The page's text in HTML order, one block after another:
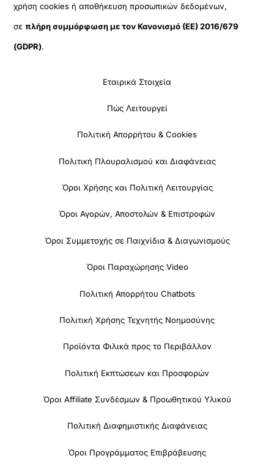
χρήση cookies ή αποθήκευση προσωπικών δεδομένων,
σεπλήρη συμμόρφωση με τον Κανονισμό (ΕΕ) 2016/679
(GDPR).
Εταιρικά Στοιχεία
Πώς Λειτουργεί
Πολιτική Απορρήτου & Cookies
Πολιτική Πλουραλισμού και Διαφάνειας
Όροι Χρήσης και Πολιτική Λειτουργίας
Όροι Αγορών, Αποστολών & Επιστροφών
Όροι Συμμετοχής σε Παιχνίδια & Διαγωνισμούς
Όροι Παραχώρησης Video
Πολιτική Απορρήτου Chatbots
Πολιτική Χρήσης Τεχνητής Νοημοσύνης
Προϊόντα Φιλικά προς το Περιβάλλον
Πολιτική Εκπτώσεων και Προσφορών
Όροι Affiliate Συνδέσμων & Προωθητικού Υλικού
Πολιτική Διαφημιστικής Διαφάνειας
Όροι Προγράμματος Επιβράβευσης